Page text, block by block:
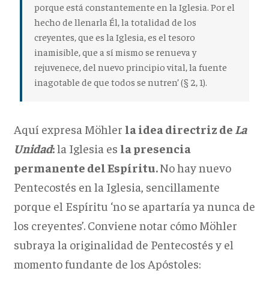
porque está constantemente en la Iglesia. Por el
hecho de llenarla Él, la totalidad de los
creyentes, que es la Iglesia, es el tesoro
inamisible, que a sí mismo se renueva y
rejuvenece, del nuevo principio vital, la fuente
inagotable de que todos se nutren’ (§ 2, 1).
Aquí expresa Möhler la idea directriz de La
Unidad:la Iglesia es la presencia
permanente del Espíritu.No hay nuevo
Pentecostés en la Iglesia, sencillamente
porque el Espíritu ‘no se apartaría ya nunca de
los creyentes’. Conviene notar cómo Möhler
subraya la originalidad de Pentecostés y el
momento fundante de los Apóstoles: